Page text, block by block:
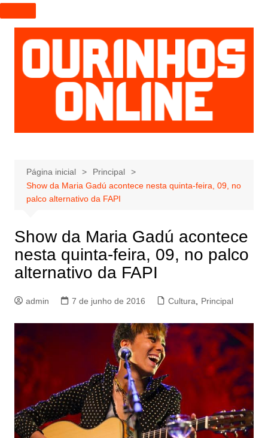
I
r
p
a
r
a
e
ú
d
Página inicial
Principal
Show da Maria Gadú acontece nesta quinta-feira, 09, no
palco alternativo da FAPI
Show da Maria Gadú acontece
nesta quinta-feira, 09, no palco
alternativo da FAPI
admin 7 de junho de 2016 Cultura Principal